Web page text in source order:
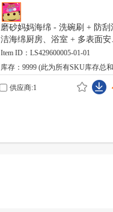
磨砂妈妈海绵 - 洗碗刷 + 防刮
洁海绵厨房、浴室 + 多表面安
- 双面洗碗海绵 用于擦洗-在
家(3 只装)
Item ID：LS429600005-01-01
库存：9999 (此为所有SKU库存总
供应商:1